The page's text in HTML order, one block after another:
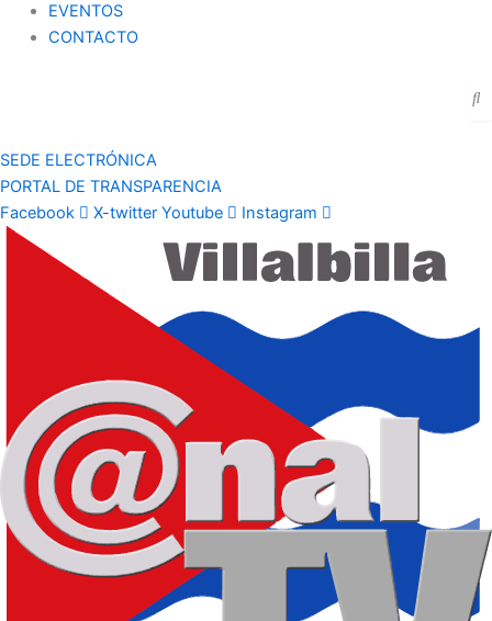
EVENTOS
CONTACTO
SEDE ELECTRÓNICA
PORTAL DE TRANSPARENCIA
Facebook
X-twitter Youtube Instagram